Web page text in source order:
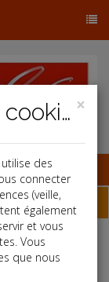
×
Politique relative aux cookies
des
connecter
(veille,
également
et vous
Vous
que nous